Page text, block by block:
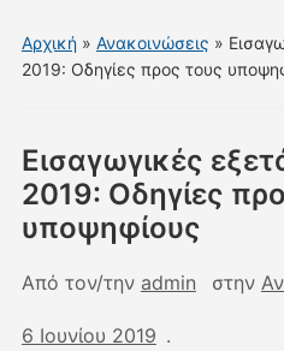
για
κινητά
Αρχική» Ανακοινώσεις »
2019: Οδηγίες προς τους
Εισαγωγικές
2019: Οδηγίες
υποψηφίους
Από τον/την admin στην
6 Ιουνίου 2019 .